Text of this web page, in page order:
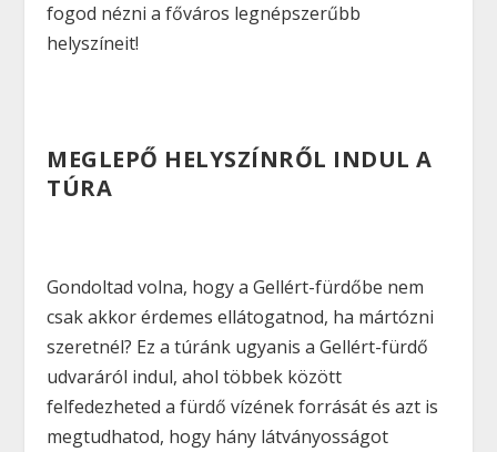
fogod nézni a főváros legnépszerűbb
helyszíneit!
MEGLEPŐ HELYSZÍNRŐL INDUL A
TÚRA
Gondoltad volna, hogy a Gellért-fürdőbe nem
csak akkor érdemes ellátogatnod, ha mártózni
szeretnél? Ez a túránk ugyanis a Gellért-fürdő
udvaráról indul, ahol többek között
felfedezheted a fürdő vízének forrását és azt is
megtudhatod, hogy hány látványosságot